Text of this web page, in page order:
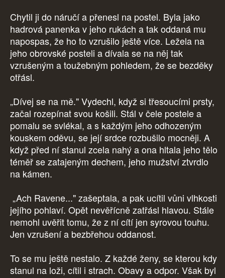
Chytil ji do náručí a přenesl na postel. Byla jako
hadrová panenka v jeho rukách a tak oddaná mu
napospas, že ho to vzrušilo ještě více. Ležela na
jeho obrovské posteli a dívala se na něj tak
vzrušeným a toužebným pohledem, že se bezděky
otřásl.
„Dívej se na mě." Vydechl, když si třesoucími prsty,
začal rozepínat svou košili. Stál v čele postele a
pomalu se svlékal, a s každým jeho odhozeným
kouskem oděvu, se její srdce rozbušilo mocněji. A
když před ní stanul zcela nahý a ona hltala jeho tělo
téměř se zatajeným dechem, jeho mužství ztvrdlo
na kámen.
„Ach Ravene..." zašeptala, a pak ucítil vůni vlhkosti
jejího pohlaví. Opět nevěřícně zatřásl hlavou. Stále
nemohl uvěřit tomu, že z ní cítí jen syrovou touhu.
Jen vzrušení a bezbřehou oddanost.
To se mu ještě nestalo. Z každé ženy, se kterou kdy
stanul na loži, cítil i strach. Obavy a odpor. Však byl